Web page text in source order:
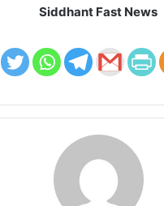
Siddhant Fast News